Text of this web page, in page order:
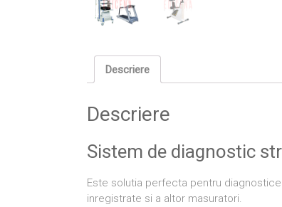
Descriere
Descriere
Sistem de diagnostic
Este solutia perfecta pentru
inregistrate si a altor masuratori.